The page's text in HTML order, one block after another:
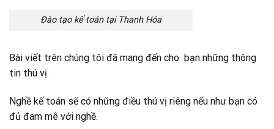
Đào tạo kế toán tại Thanh Hóa
Bài viết trên chúng tôi đã mang đến cho bạn những thông
tin thú vị.
Nghề kế toán sẽ có những điều thú vị riêng nếu như bạn có
đủ đam mê với nghề.